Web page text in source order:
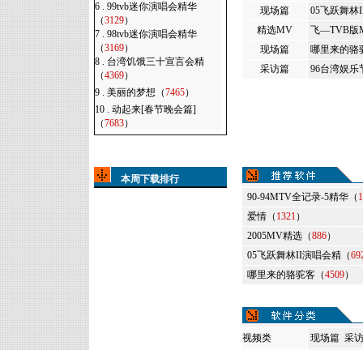
6 . 99tvb迷你演唱会精华
（3129）
7 . 98tvb迷你演唱会精华
（3169）
8 . 台湾饥饿三十宣言会精
（4369）
9 . 美丽的梦想（7465）
10 . 动起来[春节晚会篇]
（7683）
现场篇
05飞跃舞林
精选MV
飞—TVB版
现场篇
哪里来的骆
采访篇
96台湾娱乐
本周下载排行
90-94MTV全记录-5精华（
爱情（ 1321 ）
2005MV精选（886）
05飞跃舞林II演唱会精（
哪里来的骆驼客（4509）
视频类 现场篇 采